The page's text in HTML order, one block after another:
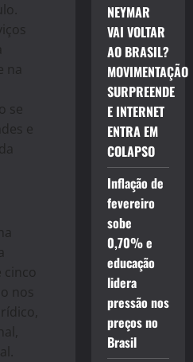
na
se
e
nos
NEYMAR
VAI VOLTAR
AO BRASIL?
MOVIMENTAÇÃO
SURPREENDE
E INTERNET
ENTRA EM
COLAPSO
Inflação de
fevereiro
sobe
0,70% e
educação
lidera
pressão nos
preços no
Brasil